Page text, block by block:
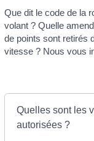
Que dit le code de la
volant ? Quelle
de points sont retirés
vitesse ? Nous vous
Quelles sont les
autorisées ?